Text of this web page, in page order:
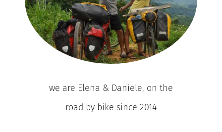
we are Elena & Daniele, on the
road by bike since 2014